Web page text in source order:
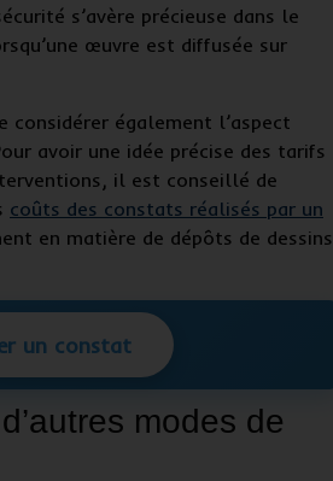
s’avère précieuse dans le
œuvre est diffusée sur
également l’aspect
avoir une idée précise des tarifs
il est conseillé de
coûts des constats réalisés par un
en matière de dépôts de dessins
un constat
modes de